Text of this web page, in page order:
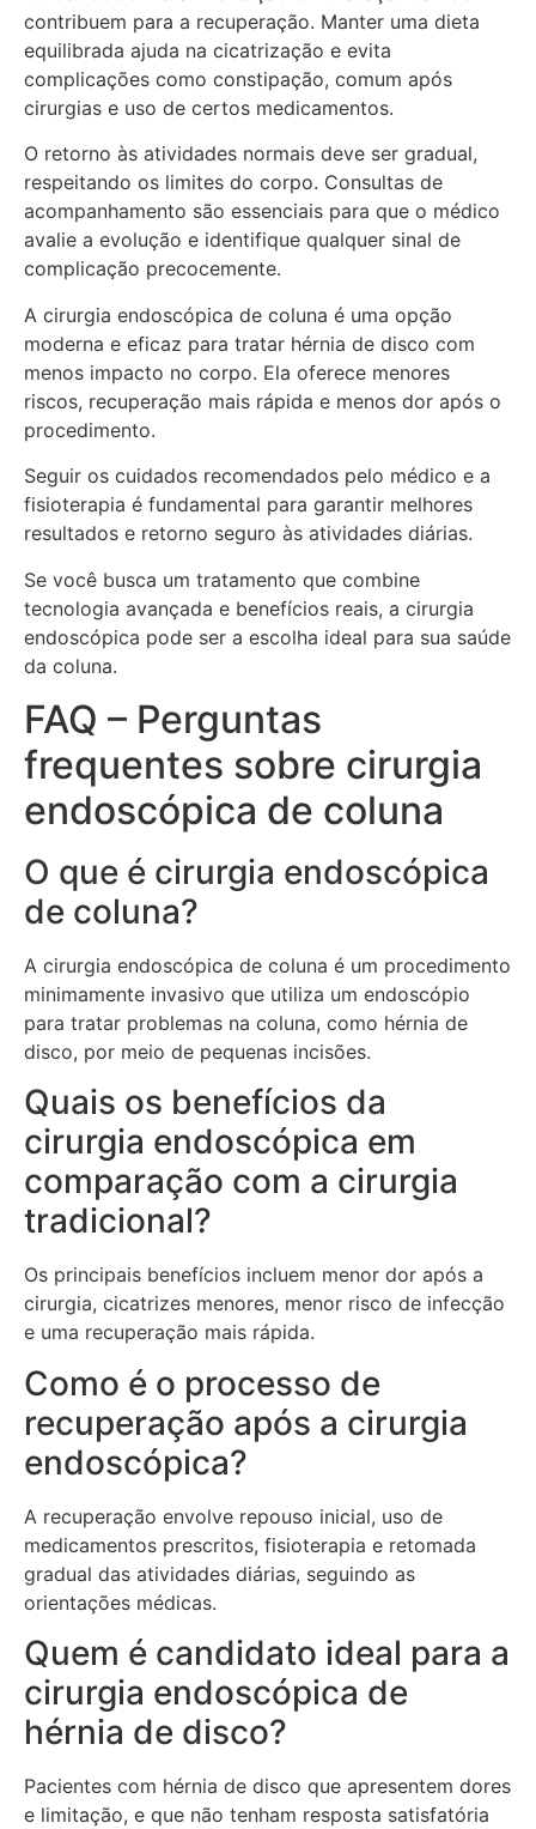
contribuem para a recuperação. Manter uma dieta
equilibrada ajuda na cicatrização e evita
complicações como constipação, comum após
cirurgias e uso de certos medicamentos.
O retorno às atividades normais deve ser gradual,
respeitando os limites do corpo. Consultas de
acompanhamento são essenciais para que o médico
avalie a evolução e identifique qualquer sinal de
complicação precocemente.
A cirurgia endoscópica de coluna é uma opção
moderna e eficaz para tratar hérnia de disco com
menos impacto no corpo. Ela oferece menores
riscos, recuperação mais rápida e menos dor após o
procedimento.
Seguir os cuidados recomendados pelo médico e a
fisioterapia é fundamental para garantir melhores
resultados e retorno seguro às atividades diárias.
Se você busca um tratamento que combine
tecnologia avançada e benefícios reais, a cirurgia
endoscópica pode ser a escolha ideal para sua saúde
da coluna.
FAQ – Perguntas
frequentes sobre cirurgia
endoscópica de coluna
O que é cirurgia endoscópica
de coluna?
A cirurgia endoscópica de coluna é um procedimento
minimamente invasivo que utiliza um endoscópio
para tratar problemas na coluna, como hérnia de
disco, por meio de pequenas incisões.
Quais os benefícios da
cirurgia endoscópica em
comparação com a cirurgia
tradicional?
Os principais benefícios incluem menor dor após a
cirurgia, cicatrizes menores, menor risco de infecção
e uma recuperação mais rápida.
Como é o processo de
recuperação após a cirurgia
endoscópica?
A recuperação envolve repouso inicial, uso de
medicamentos prescritos, fisioterapia e retomada
gradual das atividades diárias, seguindo as
orientações médicas.
Quem é candidato ideal para a
cirurgia endoscópica de
hérnia de disco?
Pacientes com hérnia de disco que apresentem dores
e limitação, e que não tenham resposta satisfatória